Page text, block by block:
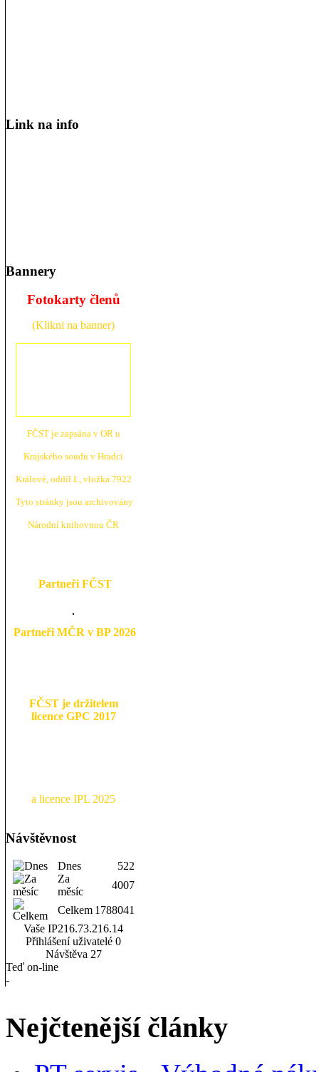
Link na info
Bannery
Fotokarty členů
(Klikni na banner)
FČST je zapsána v OR u
Krajského soudu v Hradci
Králové, oddíl L, vložka 7922
Tyto stránky jsou archivovány
Národní knihovnou ČR
Partneři FČST
Partneři MČR v BP 2026
FČST je držitelem
licence GPC 2017
a licence IPL 2025
Návštěvnost
Dnes
522
Za
měsíc
4007
Celkem 1788041
Vaše IP216.73.216.14
Přihlášení uživatelé 0
Návštěva 27
Teď on-line
-
Nejčtenější články